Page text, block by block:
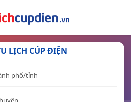
LỊCH CÚP ĐIỆN